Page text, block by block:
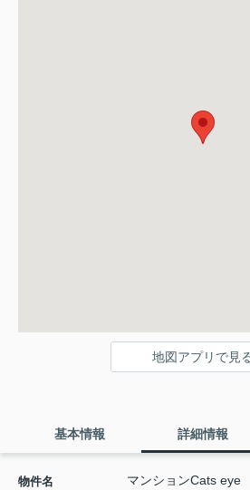
地図アプリで見
基本情報 詳細情報
物件名 マンションCats eye